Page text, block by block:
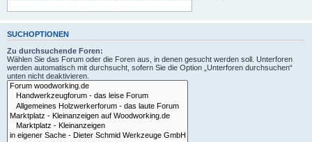
SUCHOPTIONEN
Zu durchsuchende Foren:
Wählen Sie das Forum oder die Foren aus, in denen gesucht werden soll. Unterforen
werden automatisch mit durchsucht, sofern Sie die Option „Unterforen durchsuchen“
unten nicht deaktivieren.